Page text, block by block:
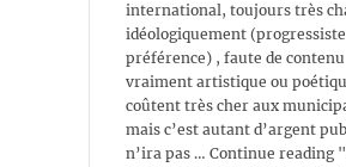
international, toujours très
idéologiquement (progressiste
préférence) , faute de contenu
vraiment artistique ou
coûtent très cher aux
mais c’est autant d’argent
n’ira pas … Continue reading